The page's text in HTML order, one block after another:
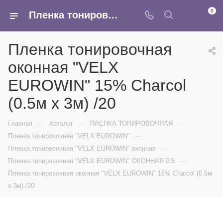
Пленка тонировочная оконная "VELX EUROWIN" 15% Сharcol (0.5м х 3м) /20 - купить в интернет-магазине Армина 0
Пленка тонировочная
оконная "VELX
EUROWIN" 15% Сharcol
(0.5м х 3м) /20
Главная — Каталог — ПЛЕНКА ТОНИРОВОЧНАЯ —
Пленка тонировочная "VELX EUROWIN" —
Пленка тонировочная "VELX EUROWIN" оконная —
Пленка тонировочная "VELX EUROWIN" ОКОННАЯ 0.5 —
Пленка тонировочная оконная "VELX EUROWIN" 15% Сharcol (0.5м
х 3м) /20